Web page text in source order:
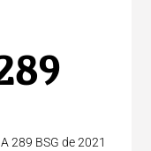
289 BSG de 2021